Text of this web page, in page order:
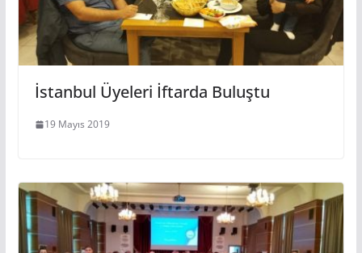
İstanbul Üyeleri İftarda Buluştu
19 Mayıs 2019